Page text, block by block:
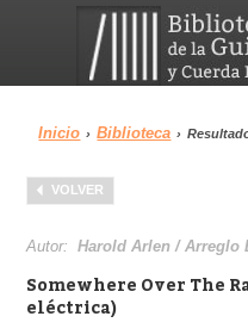
Menu
Biblioteca
Inicio › Biblioteca ›
VOLVER
Autor:Harold Arlen / Arreglo
Somewhere Over The
eléctrica)